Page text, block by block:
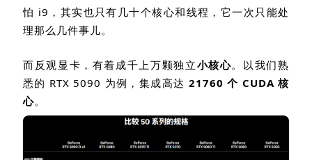
怕 i9 ，其实也只有几十个核心和线程，它一次只能处
理那么几件事儿。
而反观显卡，有着成千上万颗独立小核心。以我们熟
悉的 RTX 5090 为例，集成高达 21760 个 CUDA核
心。